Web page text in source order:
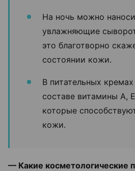
На ночь можно
увлажняющие
это благотворно
состоянии кожи.
В питательных
составе витамины А,
которые
кожи.
— Какие косметологические